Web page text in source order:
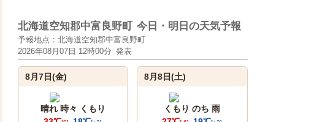
北海道空知郡中富良野町 今日・明日の天気予報
予報地点：北海道空知郡中富良野町
2026年08月07日 12時00分 発表
8月7日(金)
晴れ 時々 くもり
8月8日(土)
くもり のち 雨